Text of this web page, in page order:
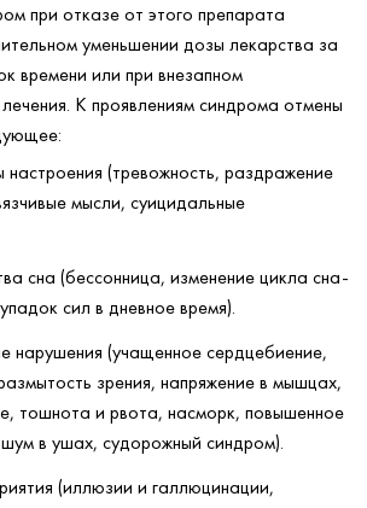
при отказе от этого препарата
уменьшении дозы лекарства за
времени или при внезапном
К проявлениям синдрома отмены
настроения (тревожность, раздражение
мысли, суицидальные
сна (бессонница, изменение цикла сна-
сил в дневное время).
нарушения (учащенное сердцебиение,
зрения, напряжение в мышцах,
тошнота и рвота, насморк, повышенное
в ушах, судорожный синдром).
(иллюзии и галлюцинации,